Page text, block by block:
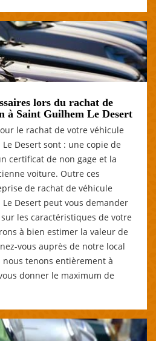
lors du rachat de
à Saint Guilhem Le Desert
le rachat de votre véhicule
Desert sont : une copie de
certificat de non gage et la
voiture. Outre ces
de rachat de véhicule
Desert peut vous demander
les caractéristiques de votre
à bien estimer la valeur de
vous auprès de notre local
tenons entièrement à
donner le maximum de